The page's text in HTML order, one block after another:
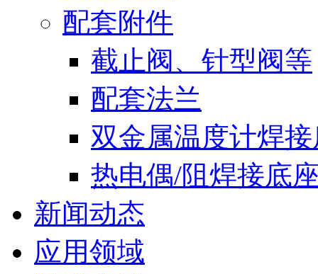
配套附件
截止阀、针型阀等
配套法兰
双金属温度计焊
热电偶/阻焊接底
新闻动态
应用领域